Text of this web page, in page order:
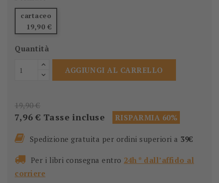
cartaceo
19,90 €
Quantità
AGGIUNGI AL CARRELLO
19,90 €
7,96 € Tasse incluse RISPARMIA 60%
Spedizione gratuita per ordini superiori a 39€
Per i libri consegna entro 24h * dall’affido al
corriere